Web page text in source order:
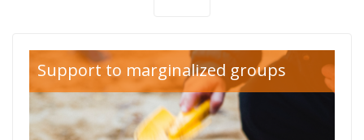
deca-
donacije.png
Support to marginalized groups